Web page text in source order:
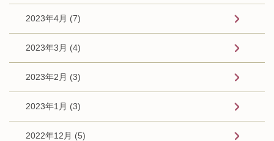
2023年4月 (7)
2023年3月 (4)
2023年2月 (3)
2023年1月 (3)
2022年12月 (5)